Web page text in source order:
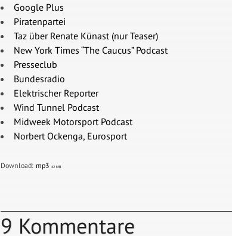
Google Plus
Piratenpartei
Taz über Renate Künast (nur Teaser)
New York Times “The Caucus” Podcast
Presseclub
Bundesradio
Elektrischer Reporter
Wind Tunnel Podcast
Midweek Motorsport Podcast
Norbert Ockenga, Eurosport
Download: mp3 42 MB
9 Kommentare